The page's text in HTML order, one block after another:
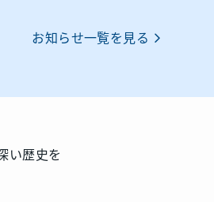
お知らせ一覧を見る
い歴史を